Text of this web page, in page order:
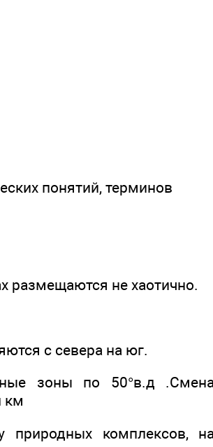
понятий, терминов
размещаются не хаотично.
с севера на юг.
зоны по 50°в.д
км
комплексов, на